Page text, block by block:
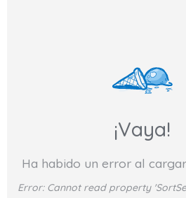
¡Vaya!
Ha habido un error al
Error: Cannot read property